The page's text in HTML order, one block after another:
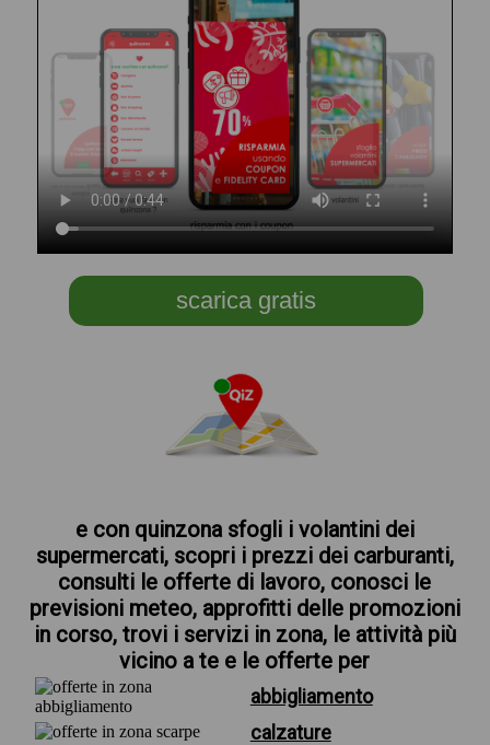
scarica gratis
e con quinzona sfogli i volantini dei
supermercati, scopri i prezzi dei carburanti,
consulti le offerte di lavoro, conosci le
previsioni meteo, approfitti delle promozioni
in corso, trovi i servizi in zona, le attività più
vicino a te e le offerte per
abbigliamento
calzature